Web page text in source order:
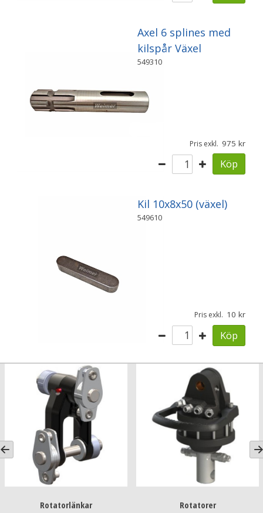
Axel 6 splines med
kilspår Växel
549310
Pris exkl. 975
Köp
Kil 10x8x50 (växel)
549610
Pris exkl. 10
Köp
Rotatorlänkar Rotatorer